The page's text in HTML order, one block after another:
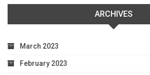
ARCHIVES
March 2023
February 2023